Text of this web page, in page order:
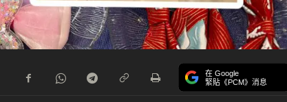
在 Google
緊貼《PCM》消息